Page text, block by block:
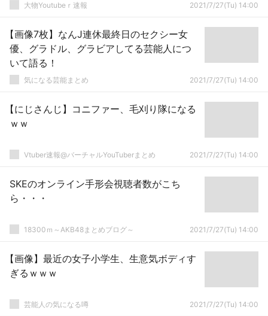
大物Youtubeｒ速報 2021/7/27(Tu) 14:00
【画像7枚】なんJ連休最終日のセクシー女
優、グラドル、グラビアしてる芸能人につ
いて語る！
気になる芸能まとめ 2021/7/27(Tu) 14:00
【にじさんじ】コニファー、毛刈り隊になる
ｗｗ
Vtuber速報@バーチャルYouTuberまとめ 2021/7/27(Tu) 14:00
SKEのオンライン手形会視聴者数がこち
ら・・・
18300ｍ～AKB48まとめブログ～ 2021/7/27(Tu) 14:00
【画像】最近の女子小学生、生意気ボディす
ぎるｗｗｗ
芸能人の気になる噂 2021/7/27(Tu) 14:00